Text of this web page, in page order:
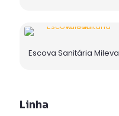
Escova Sanitária Mileva
Linha